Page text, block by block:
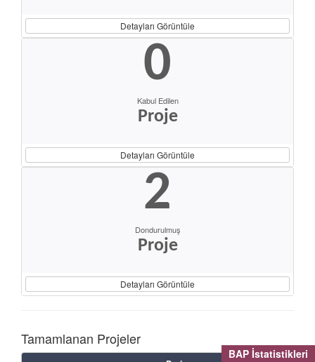
BAP İstatistikleri
Detayları Görüntüle
0
Kabul Edilen
Proje
Detayları Görüntüle
2
Dondurulmuş
Proje
Detayları Görüntüle
Tamamlanan Projeler